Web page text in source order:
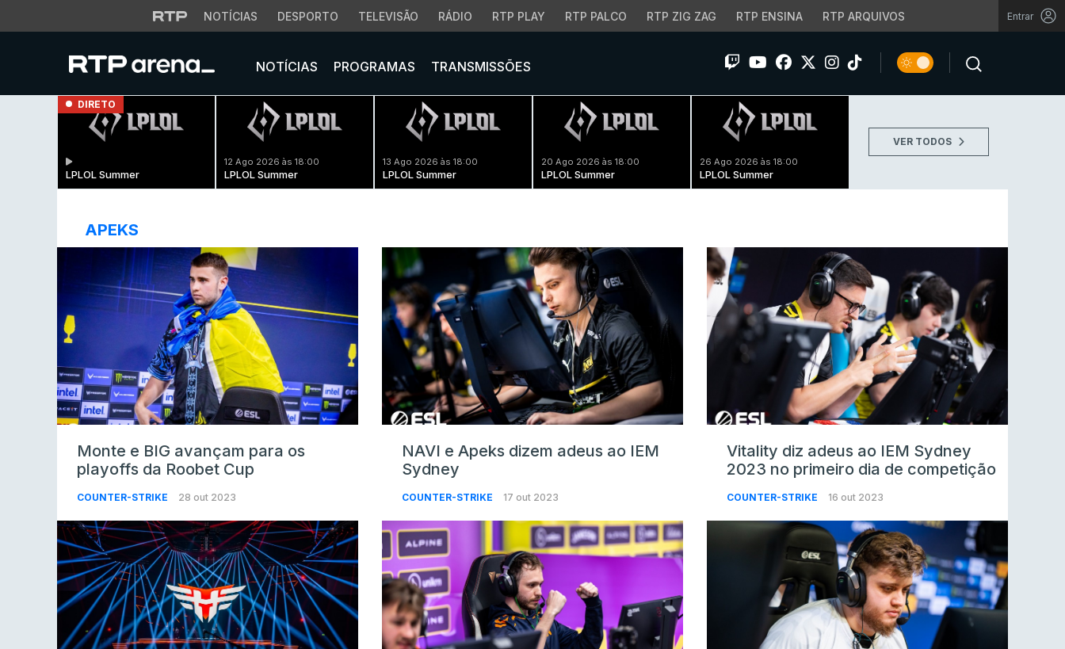
NOTÍCIAS DESPORTO TELEVISÃO RÁDIO RTP PLAY RTP PALCO RTP ZIG ZAG RTP ENSINA RTP ARQUIVOS Entrar
NOTÍCIAS PROGRAMAS TRANSMISSÕES
DIRETO
LPLOL Summer
12 Ago 2026 às 18:00
LPLOL Summer
13 Ago 2026 às 18:00
LPLOL Summer
20 Ago 2026 às 18:00
LPLOL Summer
26 Ago 2026 às 18:00
LPLOL Summer
VER TODOS
APEKS
Monte e BIG avançam para os
playoffs da Roobet Cup
COUNTER-STRIKE 28 out 2023
NAVI e Apeks dizem adeus ao IEM
Sydney
COUNTER-STRIKE 17 out 2023
Vitality diz adeus ao IEM Sydney
2023 no primeiro dia de competição
COUNTER-STRIKE 16 out 2023